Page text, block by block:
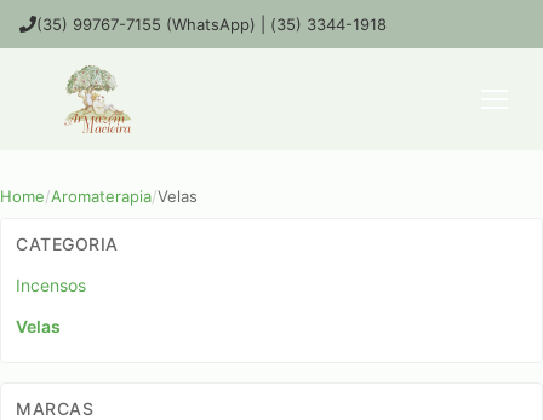
(35) 99767-7155 (WhatsApp) | (35) 3344-1918
Home/Aromaterapia/Velas
CATEGORIA
Incensos
Velas
MARCAS